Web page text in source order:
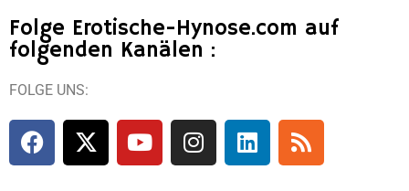
Folge Erotische-Hynose.com auf
folgenden Kanälen :
FOLGE UNS: